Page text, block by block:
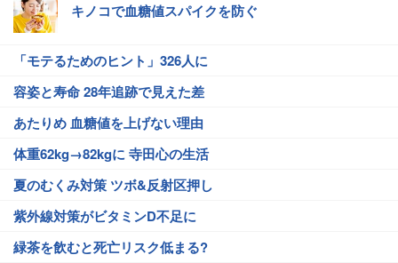
キノコで血糖値スパイクを防ぐ
「モテるためのヒント」326人に
容姿と寿命 28年追跡で見えた差
あたりめ 血糖値を上げない理由
体重62kg→82kgに 寺田心の生活
夏のむくみ対策 ツボ&反射区押し
紫外線対策がビタミンD不足に
緑茶を飲むと死亡リスク低まる?